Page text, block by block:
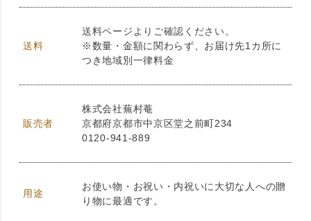
送料
送料ページよりご確認ください。
※数量・金額に関わらず、お届け先1カ所に
つき地域別一律料金
販売者
株式会社蕪村菴
京都府京都市中京区堂之前町234
0120-941-889
用途
お使い物・お祝い・内祝いに大切な人への贈
り物に最適です。